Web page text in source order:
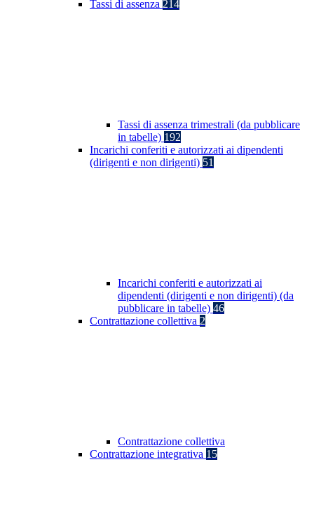
Tassi di assenza 214
Tassi di assenza trimestrali (da pubblicare
in tabelle) 192
Incarichi conferiti e autorizzati ai dipendenti
(dirigenti e non dirigenti) 51
Incarichi conferiti e autorizzati ai
dipendenti (dirigenti e non dirigenti) (da
pubblicare in tabelle) 46
Contrattazione collettiva 2
Contrattazione collettiva
Contrattazione integrativa 15